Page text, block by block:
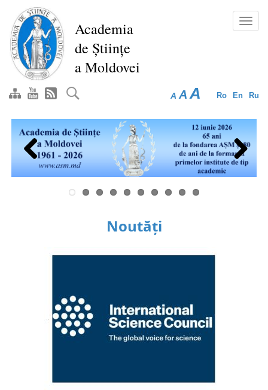
conţinutul
principal
Academia
de Științe
a Moldovei
Ro En Ru
A A A
Previous Next
Noutăți